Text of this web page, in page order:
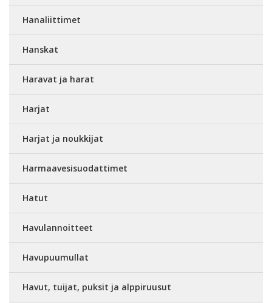
Hanaliittimet
Hanskat
Haravat ja harat
Harjat
Harjat ja noukkijat
Harmaavesisuodattimet
Hatut
Havulannoitteet
Havupuumullat
Havut, tuijat, puksit ja alppiruusut